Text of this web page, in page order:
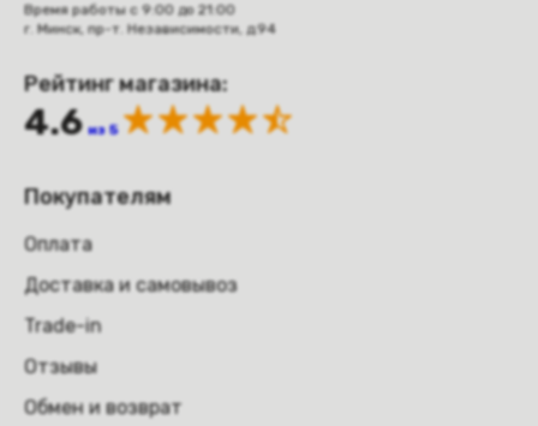
Время работы с 9:00 до 21:00
г. Минск, пр-т. Независимости, д.94
Рейтинг магазина:
4.6 из 5
Покупателям
Оплата
Доставка и самовывоз
Trade-in
Отзывы
Обмен и возврат